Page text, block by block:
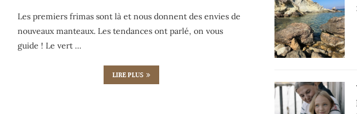
Les premiers frimas sont là et nous donnent des envies de
nouveaux manteaux. Les tendances ont parlé, on vous
guide ! Le vert …
LIRE PLUS